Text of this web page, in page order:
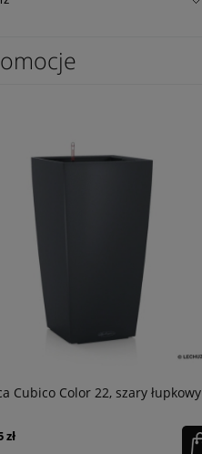
Cubico Color 22, szary łupkowy
zł